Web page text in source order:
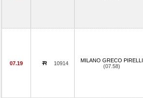
07.19 10914
MILANO GRECO PIRELLI
(07.58)